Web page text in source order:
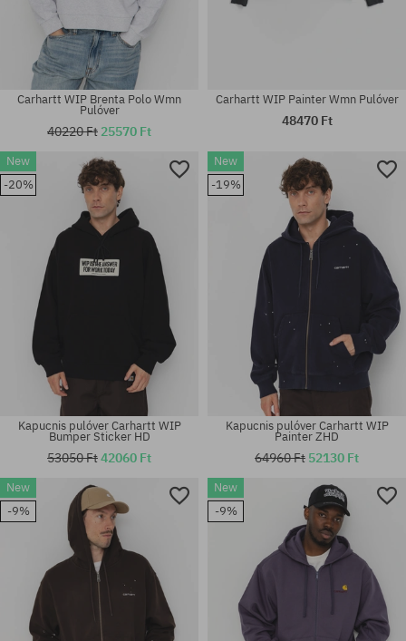
Elérhető méretek:
M; XL
Elérhető méretek:
XS; S; M
Elérhető méretek:
XS; S
Carhartt WIP Brenta Polo Wmn
Pulóver
40220 Ft 25570 Ft
Elérhető méretek:
XS; S; M
Carhartt WIP Painter Wmn Pulóver
48470 Ft
New
-20%
Kapucnis pulóver Carhartt WIP
Bumper Sticker HD
53050 Ft42060 Ft
New
-19%
Kapucnis pulóver Carhartt WIP
Painter ZHD
64960 Ft 52130 Ft
New
-9%
New
-9%